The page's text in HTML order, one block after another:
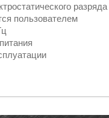
разряда
пользователем